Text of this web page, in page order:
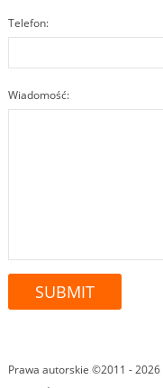
Telefon:
Wiadomość:
Prawa autorskie ©2011 - 2026